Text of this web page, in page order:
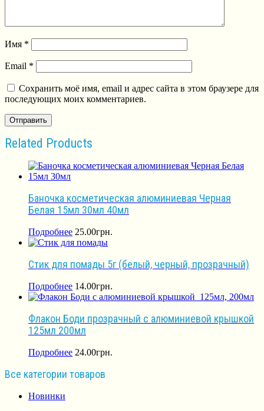
Имя *
Email *
Сохранить моё имя, email и адрес сайта в этом браузере для
последующих моих комментариев.
Related Products
Баночка косметическая алюминиевая Черная
Белая 15мл 30мл 40мл
Подробнее 25.00грн.
Стик для помады 5г (белый, черный, прозрачный)
Подробнее 14.00грн.
Флакон Боди прозрачный с алюминиевой крышкой
125мл 200мл
Подробнее 24.00грн.
Все категории товаров
Новинки